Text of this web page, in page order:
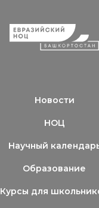
Новости
НОЦ
Научный
Образование
Курсы для